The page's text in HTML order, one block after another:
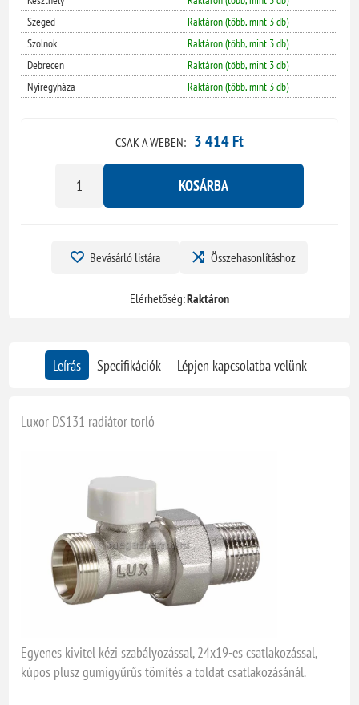
Szeged
Raktáron (több, mint 3 db)
Szolnok
Raktáron (több, mint 3 db)
Debrecen
Raktáron (több, mint 3 db)
Nyíregyháza
Raktáron (több, mint 3 db)
CSAK A WEBEN: 3 414 Ft
KOSÁRBA
Bevásárló listára Összehasonlításhoz
Elérhetőség:Raktáron
Leírás Specifikációk Lépjen kapcsolatba velünk
Luxor DS131 radiátor torló
Egyenes kivitel kézi szabályozással, 24x19-es csatlakozással,
kúpos plusz gumigyűrűs tömítés a toldat csatlakozásánál.